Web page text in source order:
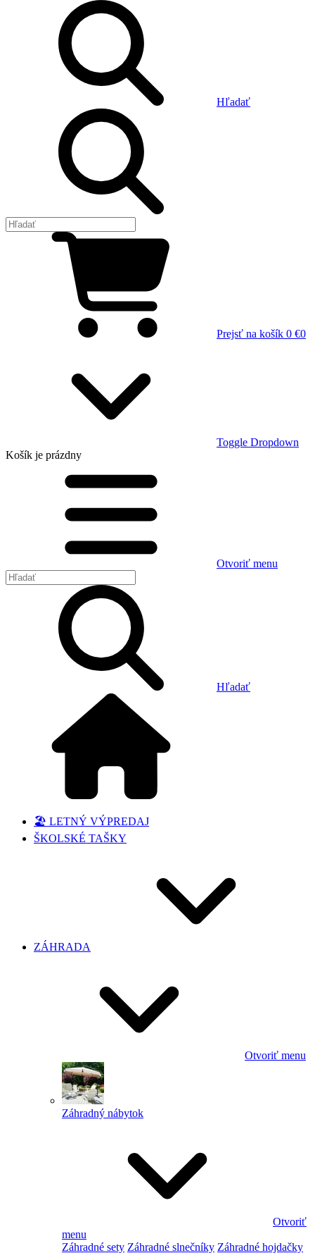
Hľadať
Prejsť na košík 0 €0
Toggle Dropdown
Košík je prázdny
Otvoriť menu
Hľadať
🏖️ LETNÝ VÝPREDAJ
ŠKOLSKÉ TAŠKY
ZÁHRADA
Otvoriť menu
Záhradný nábytok
Otvoriť
menu
Záhradné sety Záhradné slnečníky Záhradné hojdačky